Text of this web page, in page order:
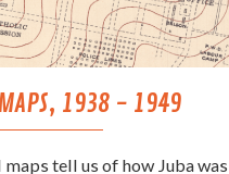
1938 - 1949
tell us of how Juba was